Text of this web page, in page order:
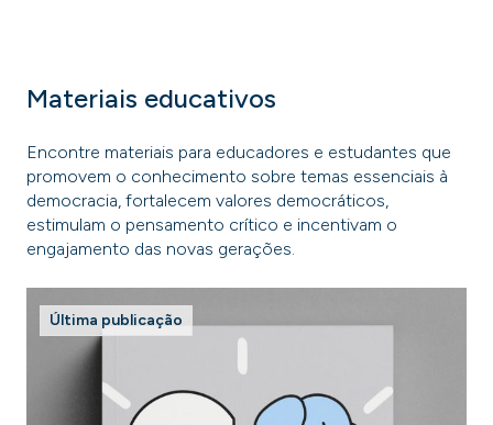
Materiais educativos
Encontre materiais para educadores e estudantes que
promovem o conhecimento sobre temas essenciais à
democracia, fortalecem valores democráticos,
estimulam o pensamento crítico e incentivam o
engajamento das novas gerações.
Última publicação